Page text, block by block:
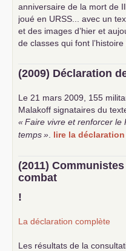
anniversaire de la mort de
joué en URSS ... avec un
et des images d’hier et
de classes qui font l’histoire
(2009) Déclaration
Le 21 mars 2009, 155
Malakoff signataires du
«Faire vivre et renforcer le
temps» lire la
(2011)
combat
!
La déclaration complète
Les résultats de la